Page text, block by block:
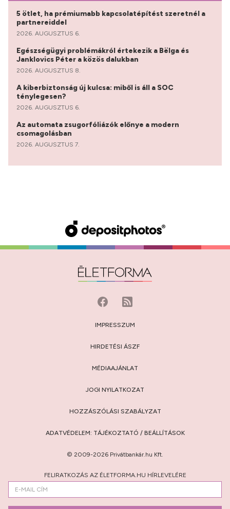
5 ötlet, ha prémiumabb kapcsolatépítést szeretnél a
partnereiddel
2026. AUGUSZTUS 6.
Egészségügyi problémákról értekezik a Bëlga és
Janklovics Péter a közös dalukban
2026. AUGUSZTUS 8.
A kiberbiztonság új kulcsa: miből is áll a SOC
ténylegesen?
2026. AUGUSZTUS 6.
Az automata zsugorfóliázók előnye a modern
csomagolásban
2026. AUGUSZTUS 7.
IMPRESSZUM
HIRDETÉSI ÁSZF
MÉDIAAJÁNLAT
JOGI NYILATKOZAT
HOZZÁSZÓLÁSI SZABÁLYZAT
ADATVÉDELEM: TÁJÉKOZTATÓ / BEÁLLÍTÁSOK
© 2009-2026 Privátbankár.hu Kft.
FELIRATKOZÁS AZ ÉLETFORMA.HU HÍRLEVELÉRE